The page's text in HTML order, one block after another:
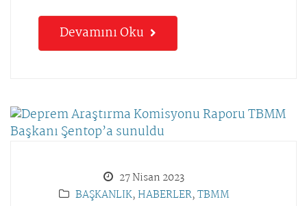
Devamını Oku
27 Nisan 2023
BAŞKANLIK,HABERLER,TBMM